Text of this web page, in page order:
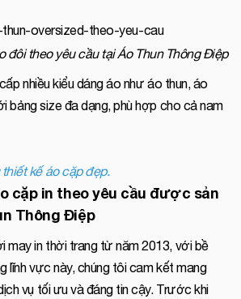
đôi theo yêu cầu tại Áo Thun Thông Điệp
nhiều kiểu dáng áo như áo thun, áo
bảng size đa dạng, phù hợp cho cả nam
kế áo cặp đẹp.
cặp in theo yêu cầu được sản
Thông Điệp
may in thời trang từ năm 2013, với bề
lĩnh vực này, chúng tôi cam kết mang
vụ tối ưu và đáng tin cậy. Trước khi